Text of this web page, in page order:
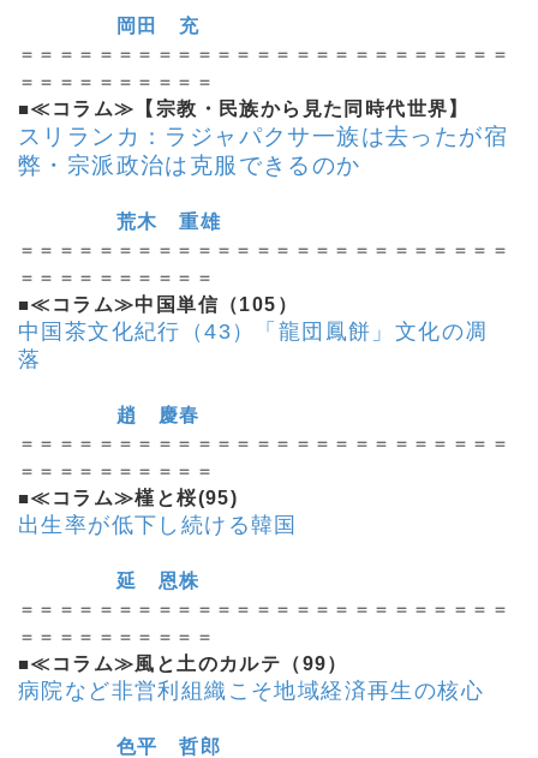
岡田 充
＝＝＝＝＝＝＝＝＝＝＝＝＝＝＝＝＝＝＝＝＝＝＝＝＝
＝＝＝＝＝＝＝＝＝＝
■≪コラム≫【宗教・民族から見た同時代世界】
スリランカ：ラジャパクサ一族は去ったが宿
弊・宗派政治は克服できるのか
荒木 重雄
＝＝＝＝＝＝＝＝＝＝＝＝＝＝＝＝＝＝＝＝＝＝＝＝＝
＝＝＝＝＝＝＝＝＝＝
■≪コラム≫中国単信（105）
中国茶文化紀行（43）「龍団鳳餅」文化の凋
落
趙 慶春
＝＝＝＝＝＝＝＝＝＝＝＝＝＝＝＝＝＝＝＝＝＝＝＝＝
＝＝＝＝＝＝＝＝＝＝
■≪コラム≫槿と桜(95)
出生率が低下し続ける韓国
延 恩株
＝＝＝＝＝＝＝＝＝＝＝＝＝＝＝＝＝＝＝＝＝＝＝＝＝
＝＝＝＝＝＝＝＝＝＝
■≪コラム≫風と土のカルテ（99）
病院など非営利組織こそ地域経済再生の核心
色平 哲郎